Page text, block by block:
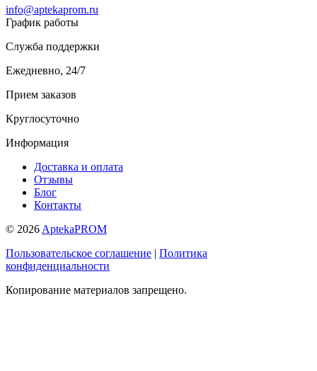
info@aptekaprom.ru
График работы
Служба поддержки
Ежедневно, 24/7
Прием заказов
Круглосуточно
Информация
Доставка и оплата
Отзывы
Блог
Контакты
© 2026 AptekaPROM
Пользовательское соглашение | Политика
конфиденциальности
Копирование материалов запрещено.